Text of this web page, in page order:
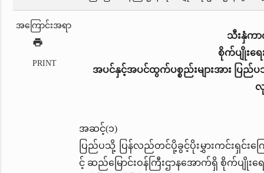
အကြောင်းအရာ
print
PRINT
သီးနှံကာ
စိုက်ပျိုးရေ
အပင်နှင့်အပင်ထွက်ပစ္စည်းများအား ပြ
လု
အဆင့်(၁)
ပြည်ပသို့ ပြန်လည်တင်ပို့ခွင့်ပိုးမွှားကင်းရှင်း
င့် ဆည်မြောင်းဝန်ကြီးဌာနအောက်ရှိ စိုက်ပျို